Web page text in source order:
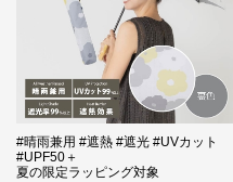
#晴雨兼用 #遮熱 #遮光 #UVカット
#UPF50＋
夏の限定ラッピング対象